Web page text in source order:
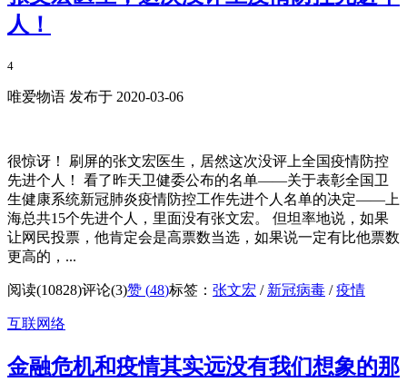
人！
4
唯爱物语 发布于 2020-03-06
很惊讶！ 刷屏的张文宏医生，居然这次没评上全国疫情防控
先进个人！ 看了昨天卫健委公布的名单——关于表彰全国卫
生健康系统新冠肺炎疫情防控工作先进个人名单的决定——上
海总共15个先进个人，里面没有张文宏。 但坦率地说，如果
让网民投票，他肯定会是高票数当选，如果说一定有比他票数
更高的，...
阅读(10828)评论(3)赞 (48)标签： 张文宏 / 新冠病毒 /疫情
互联网络
金融危机和疫情其实远没有我们想象的那